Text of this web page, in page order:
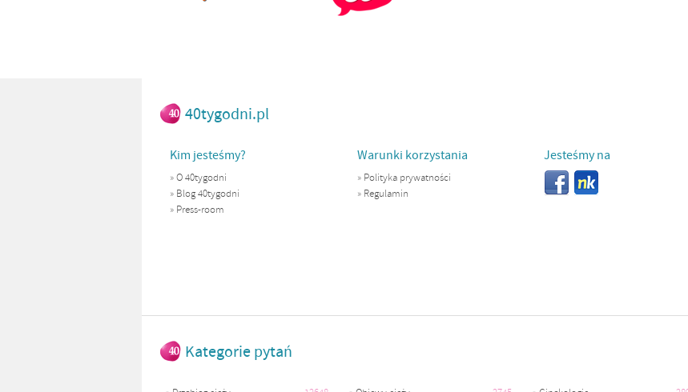
40tygodni.pl
Kim jesteśmy?
»O 40tygodni
» Blog 40tygodni
» Press-room
Warunki korzystania
» Polityka prywatności
» Regulamin
Jesteśmy na
Kategorie pytań